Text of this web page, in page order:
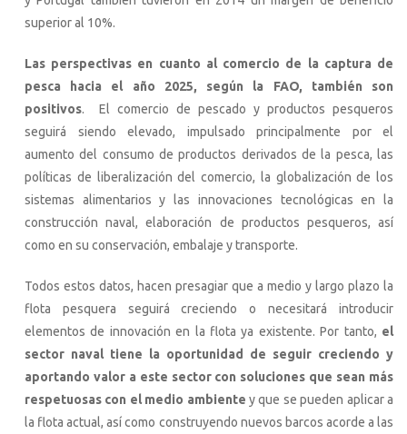
superior al 10%.
Las perspectivas en cuanto al comercio de la captura de
pesca hacia el año 2025, según la FAO, también son
positivos. El comercio de pescado y productos pesqueros
seguirá siendo elevado, impulsado principalmente por el
aumento del consumo de productos derivados de la pesca, las
políticas de liberalización del comercio, la globalización de los
sistemas alimentarios y las innovaciones tecnológicas en la
construcción naval, elaboración de productos pesqueros, así
como en su conservación, embalaje y transporte.
Todos estos datos, hacen presagiar que a medio y largo plazo la
flota pesquera seguirá creciendo o necesitará introducir
elementos de innovación en la flota ya existente. Por tanto, el
sector naval tiene la oportunidad de seguir creciendo y
aportando valor a este sector con soluciones que sean más
respetuosas con el medio ambiente y que se pueden aplicar a
la flota actual, así como construyendo nuevos barcos acorde a las